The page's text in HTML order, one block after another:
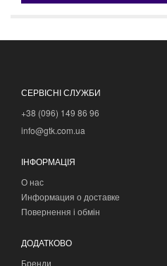
СЕРВІСНІ СЛУЖБИ
+38 (096) 149 86 96
info@gtk.com.ua
ІНФОРМАЦІЯ
О нас
Информация о доставке
Повернення і обмін
ДОДАТКОВО
Бренди